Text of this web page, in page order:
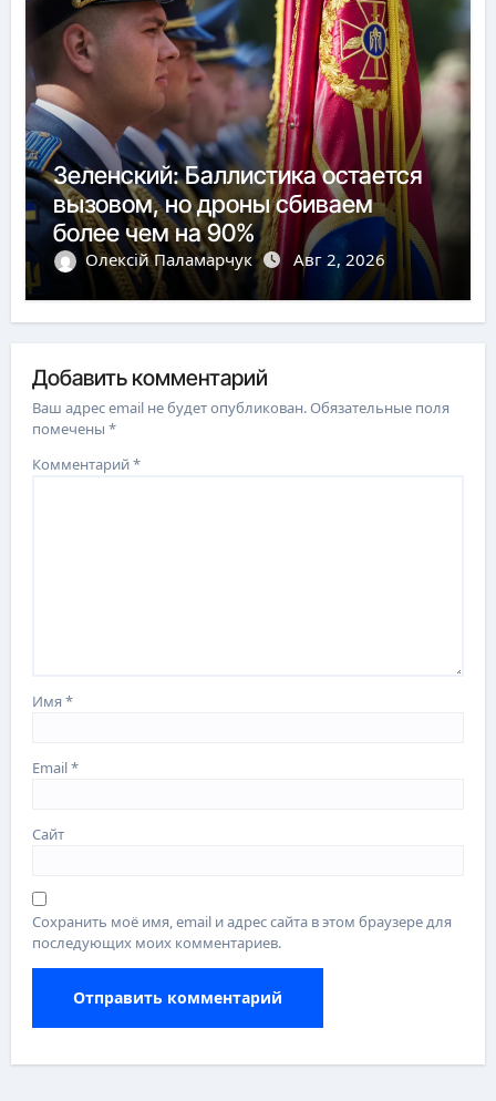
Зеленский: Баллистика остается
вызовом, но дроны сбиваем
более чем на 90%
Олексій Паламарчук Авг 2, 2026
Добавить комментарий
Ваш адрес email не будет опубликован.Обязательные поля
помечены*
Комментарий*
Имя*
Email*
Сайт
Сохранить моё имя, email и адрес сайта в этом браузере для
последующих моих комментариев.